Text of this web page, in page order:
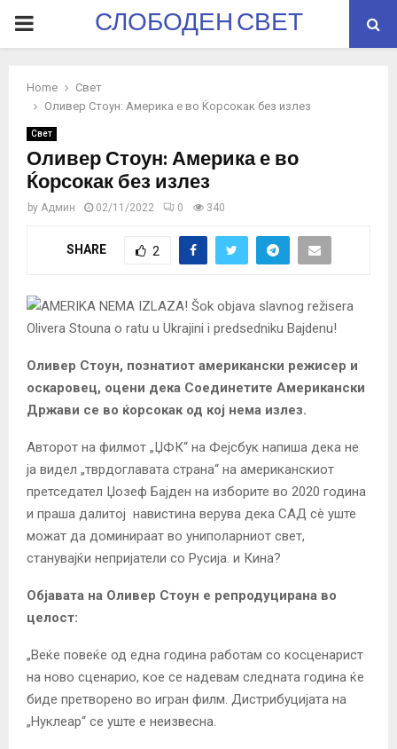
PRIMARYСЛОБОДЕН СВЕТ
Home
Свет
Оливер Стоун: Америка е во Ќорсокак без излез
Свет
Оливер Стоун: Америка е во
Ќорсокак без излез
by Админ 02/11/2022 0 340
SHARE 2
Оливер Стоун, познатиот американски режисер и
оскаровец, оцени дека Соединетите Американски
Држави се во ќорсокак од кој нема излез.
Авторот на филмот „ЏФК“ на Фејсбук напиша дека не
ја видел „тврдоглавата страна“ на американскиот
претседател Џозеф Бајден на изборите во 2020 година
и праша далитој навистина верува дека САД сè уште
можат да доминираат во униполарниот свет,
станувајќи непријатели со Русија. и Кина?
Објавата на Оливер Стоун е репродуцирана во
целост:
„Веќе повеќе од една година работам со косценарист
на ново сценарио, кое се надевам следната година ќе
биде претворено во игран филм. Дистрибуцијата на
„Нуклеар“ се уште е неизвесна.